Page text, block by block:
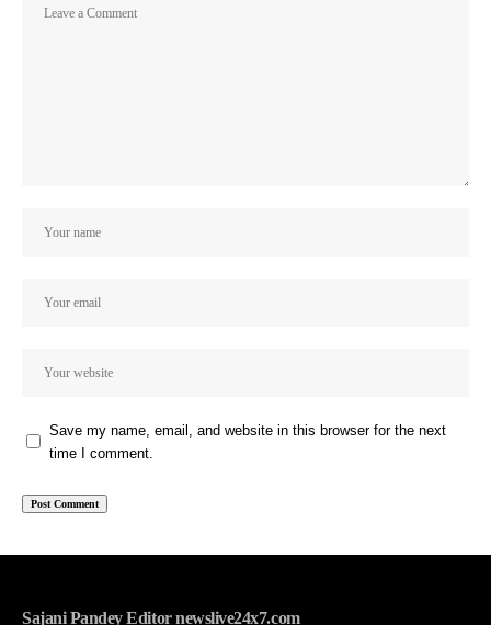
Save my name, email, and website in this browser for the next
time I comment.
Sajani Pandey Editor newslive24x7.com